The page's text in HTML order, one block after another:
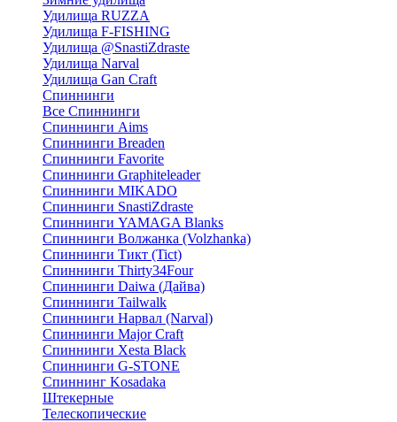
Удилища RUZZA
Удилища F-FISHING
Удилища @SnastiZdraste
Удилища Narval
Удилища Gan Craft
Спиннинги
Все Спиннинги
Спиннинги Aims
Спиннинги Breaden
Спиннинги Favorite
Спиннинги Graphiteleader
Спиннинги MIKADO
Спиннинги SnastiZdraste
Спиннинги YAMAGA Blanks
Спиннинги Волжанка (Volzhanka)
Спиннинги Тикт (Tict)
Спиннинги Thirty34Four
Спиннинги Daiwa (Дайва)
Спиннинги Tailwalk
Спиннинги Нарвал (Narval)
Спиннинги Major Craft
Спиннинги Xesta Black
Спиннинги G-STONE
Спиннинг Kosadaka
Штекерные
Телескопические